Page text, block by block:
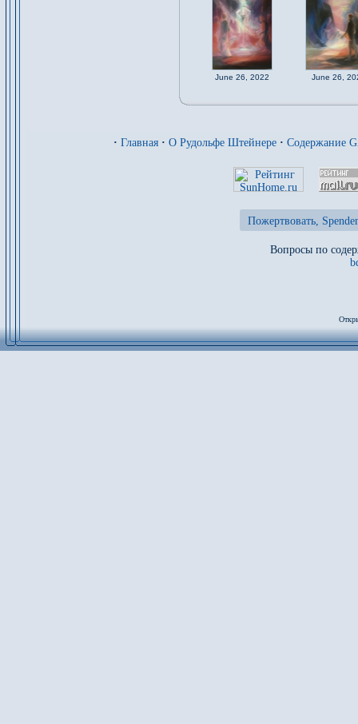
June 26, 2022 June 26,
· Главная · О Рудольфе Штейнере · Содержание
Пожертвовать,
Вопросы по